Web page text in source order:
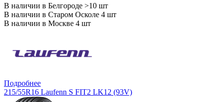
В наличии в Белгороде >10 шт
В наличии в Старом Осколе 4 шт
В наличии в Москве 4 шт
Подробнее
215/55R16 Laufenn S FIT2 LK12 (93V)